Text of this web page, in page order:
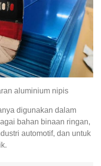
aluminium nipis
digunakan dalam
bahan binaan ringan,
automotif, dan untuk